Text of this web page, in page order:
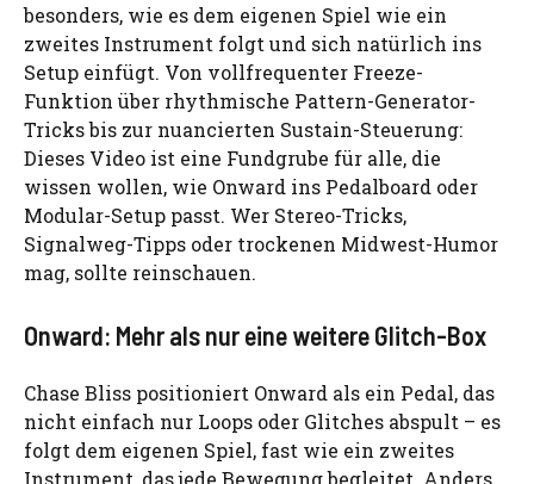
besonders, wie es dem eigenen Spiel wie ein
zweites Instrument folgt und sich natürlich ins
Setup einfügt. Von vollfrequenter Freeze-
Funktion über rhythmische Pattern-Generator-
Tricks bis zur nuancierten Sustain-Steuerung:
Dieses Video ist eine Fundgrube für alle, die
wissen wollen, wie Onward ins Pedalboard oder
Modular-Setup passt. Wer Stereo-Tricks,
Signalweg-Tipps oder trockenen Midwest-Humor
mag, sollte reinschauen.
Onward: Mehr als nur eine weitere Glitch-Box
Chase Bliss positioniert Onward als ein Pedal, das
nicht einfach nur Loops oder Glitches abspult – es
folgt dem eigenen Spiel, fast wie ein zweites
Instrument, das jede Bewegung begleitet. Anders